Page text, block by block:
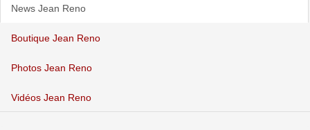
News Jean Reno
Boutique Jean Reno
Photos Jean Reno
Vidéos Jean Reno